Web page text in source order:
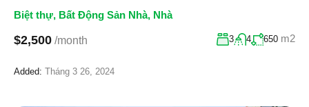
Biệt thự, Bất Động Sản Nhà, Nhà
$2,500 /month 3 4 650 m2
Added: Tháng 3 26, 2024